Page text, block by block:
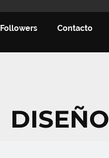
Followers Contacto
DISEÑO